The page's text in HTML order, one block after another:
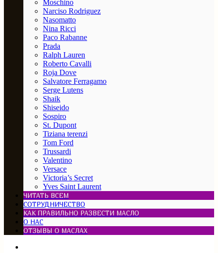
Moschino
Narciso Rodriguez
Nasomatto
Nina Ricci
Paco Rabanne
Prada
Ralph Lauren
Roberto Cavalli
Roja Dove
Salvatore Ferragamo
Serge Lutens
Shaik
Shiseido
Sospiro
St. Dupont
Tiziana terenzi
Tom Ford
Trussardi
Valentino
Versace
Victoria’s Secret
Yves Saint Laurent
ЧИТАТЬ ВСЕМ
СОТРУДНИЧЕСТВО
КАК ПРАВИЛЬНО РАЗВЕСТИ МАСЛО
О НАС
ОТЗЫВЫ О МАСЛАХ